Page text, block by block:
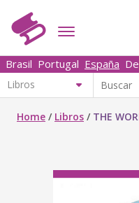
Brasil Portugal España
Home / Libros / THE